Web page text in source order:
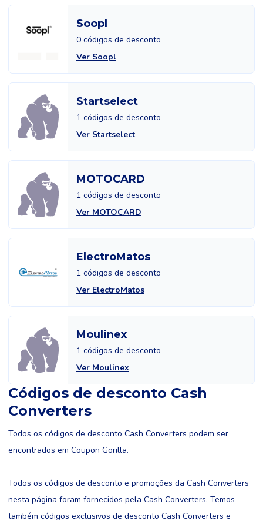
Soopl
0 códigos de desconto
Ver Soopl
Startselect
1 códigos de desconto
Ver Startselect
MOTOCARD
1 códigos de desconto
Ver MOTOCARD
ElectroMatos
1 códigos de desconto
Ver ElectroMatos
Moulinex
1 códigos de desconto
Ver Moulinex
Códigos de desconto Cash
Converters
Todos os códigos de desconto Cash Converters podem ser
encontrados em Coupon Gorilla.
Todos os códigos de desconto e promoções da Cash Converters
nesta página foram fornecidos pela Cash Converters. Temos
também códigos exclusivos de desconto Cash Converters e